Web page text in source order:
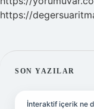
https://
SON YAZILAR
İnteraktif içerik ne